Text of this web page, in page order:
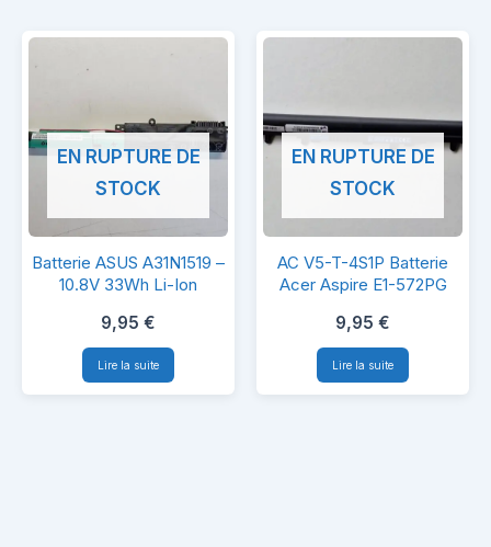
10,8V
30Wh
X553M
Batterie
ASUS
A31N1519
–
10.8V
EN RUPTURE DE
STOCK
Batterie ASUS A31N1519 –
10.8V 33Wh Li-Ion
9,95 €
Lire la suite
AC
V5-
T-
4S1P
Batterie
EN RUPTURE DE
STOCK
AC V5-T-4S1P Batterie
Acer Aspire E1-572PG
9,95 €
Lire la suite